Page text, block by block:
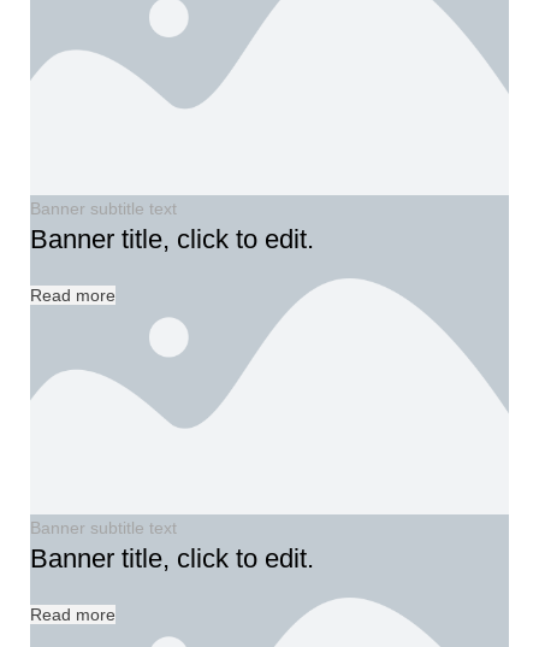
Banner subtitle text
Banner title, click to edit.
Read more
Banner subtitle text
Banner title, click to edit.
Read more